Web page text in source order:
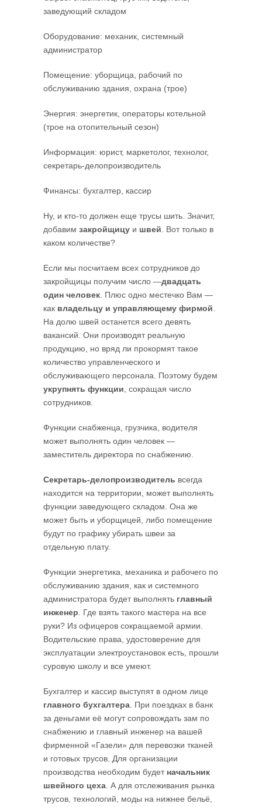
заведующий складом
Оборудование: механик, системный
администратор
Помещение: уборщица, рабочий по
обслуживанию здания, охрана (трое)
Энергия: энергетик, операторы котельной
(трое на отопительный сезон)
Информация: юрист, маркетолог, технолог,
секретарь-делопроизводитель
Финансы: бухгалтер, кассир
Ну, и кто-то должен еще трусы шить. Значит,
добавим закройщицу и швей . Вот только в
каком количестве?
Если мы посчитаем всех сотрудников до
закройщицы получим число —двадцать
один человек . Плюс одно местечко Вам —
как владельцу и управляющему фирмой
На долю швей останется всего девять
вакансий. Они производят реальную
продукцию, но вряд ли прокормят такое
количество управленческого и
обслуживающего персонала. Поэтому будем
укрупнять функции , сокращая число
сотрудников.
Функции снабженца, грузчика, водителя
может выполнять один человек —
заместитель директора по снабжению.
Секретарь-делопроизводитель всегда
находится на территории, может выполнять
функции заведующего складом. Она же
может быть и уборщицей, либо помещение
будут по графику убирать швеи за
отдельную плату.
Функции энергетика, механика и рабочего по
обслуживанию здания, как и системного
администратора будет выполнять главный
инженер . Где взять такого мастера на все
руки? Из офицеров сокращаемой армии.
Водительские права, удостоверение для
эксплуатации электроустановок есть, прошли
суровую школу и все умеют.
Бухгалтер и кассир выступят в одном лице
главного бухгалтера . При поездках в банк
за деньгами её могут сопровождать зам по
снабжению и главный инженер на вашей
фирменной «Газели» для перевозки тканей
и готовых трусов. Для организации
производства необходим будет начальник
швейного цеха . А для отслеживания рынка
трусов, технологий, моды на нижнее бельё,